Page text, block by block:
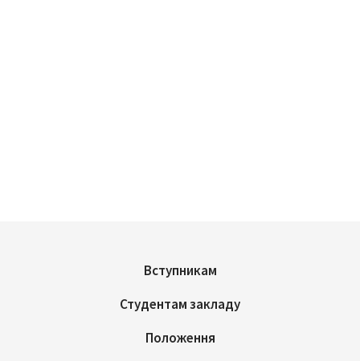
Вступникам
Студентам закладу
Положення